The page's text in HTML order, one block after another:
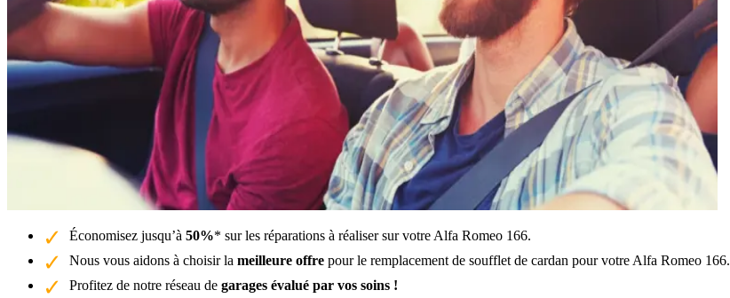
Économisez jusqu’à 50%* sur les réparations à réaliser sur votre Alfa Romeo 166.
Nous vous aidons à choisir la meilleure offre pour le remplacement de soufflet de cardan pour votre Alfa Romeo 166.
Profitez de notre réseau de garages évalué par vos soins !